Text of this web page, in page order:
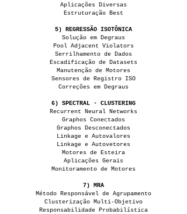
Aplicações Diversas
Estruturação Best
5) REGRESSÃO ISOTÔNICA
Solução em Degraus
Pool Adjacent Violators
Serrilhamento de Dados
Escadificação de Datasets
Manutenção de Motores
Sensores de Registro ISO
Correções em Degraus
6) SPECTRAL - CLUSTERING
Recurrent Neural Networks
Graphos Conectados
Graphos Desconectados
Linkage e Autovalores
Linkage e Autovetores
Motores de Esteira
Aplicações Gerais
Monitoramento de Motores
7) MRA
Método Responsável de Agrupamento
Clusterização Multi-Objetivo
Responsabilidade Probabilística